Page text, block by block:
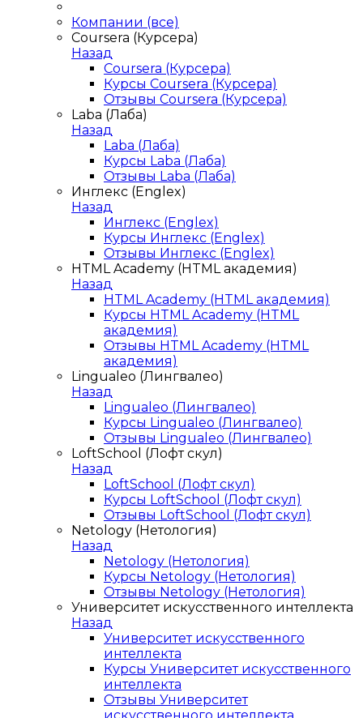
Компании (все)
Coursera (Курсера)
Назад
Coursera (Курсера)
Курсы Coursera (Курсера)
Отзывы Coursera (Курсера)
Laba (Лаба)
Назад
Laba (Лаба)
Курсы Laba (Лаба)
Отзывы Laba (Лаба)
Инглекс (Englex)
Назад
Инглекс (Englex)
Курсы Инглекс (Englex)
Отзывы Инглекс (Englex)
HTML Academy (HTML академия)
Назад
HTML Academy (HTML академия)
Курсы HTML Academy (HTML
академия)
Отзывы HTML Academy (HTML
академия)
Lingualeo (Лингвалео)
Назад
Lingualeo (Лингвалео)
Курсы Lingualeo (Лингвалео)
Отзывы Lingualeo (Лингвалео)
LoftSchool (Лофт скул)
Назад
LoftSchool (Лофт скул)
Курсы LoftSchool (Лофт скул)
Отзывы LoftSchool (Лофт скул)
Netology (Нетология)
Назад
Netology (Нетология)
Курсы Netology (Нетология)
Отзывы Netology (Нетология)
Университет искусственного интеллекта
Назад
Университет искусственного
интеллекта
Курсы Университет искусственного
интеллекта
Отзывы Университет